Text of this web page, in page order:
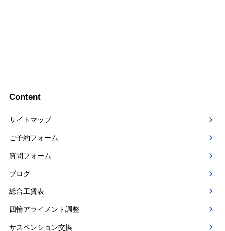
Content
サイトマップ
ご予約フォーム
質問フォーム
ブログ
総合工賃表
四輪アライメント調整
サスペンション交換